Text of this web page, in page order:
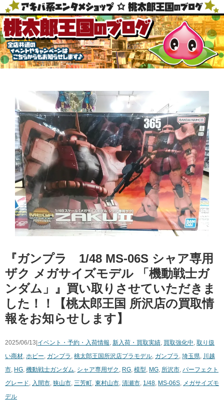
『ガンプラ 1/48 MS-06S シャア専用
ザク メガサイズモデル 「機動戦士ガ
ンダム」』買い取りさせていただきま
した！！【桃太郎王国 所沢店の買取情
報をお知らせします】
2025/06/13| イベント・予約・入荷情報, 新入荷・買取実績, 買取強化中, 取り扱
い商材, ホビー, ガンプラ , 桃太郎王国所沢店プラモデル, ガンプラ , 埼玉県, 川越
市, HG, 機動戦士ガンダム, シャア専用ザク , RG, 模型, MG, 所沢市, パーフェクト
グレード, 入間市, 狭山市, 三芳町, 東村山市, 清瀬市, 1/48, MS-06S, メガサイズモ
デル